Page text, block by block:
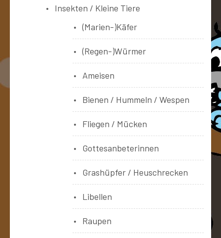
Insekten / Kleine Tiere
(Marien-)Käfer
(Regen-)Würmer
Ameisen
Bienen / Hummeln / Wespen
Fliegen / Mücken
Gottesanbeterinnen
Grashüpfer / Heuschrecken
Libellen
Raupen